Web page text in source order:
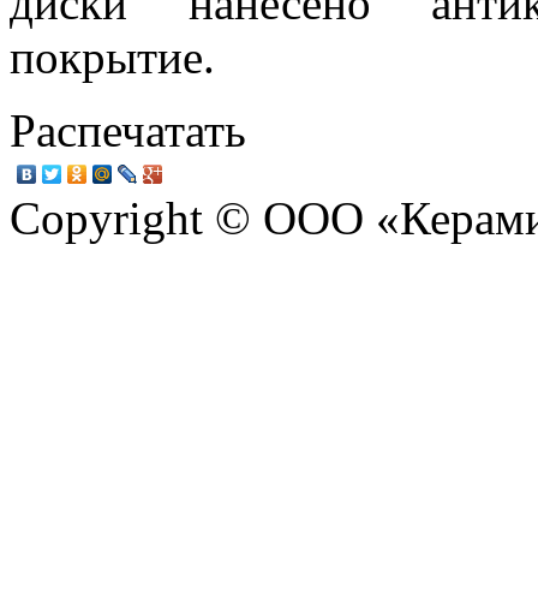
покрытие.
Распечатать
Copyright © ООО